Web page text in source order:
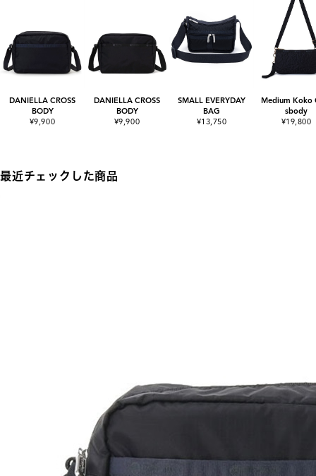
DANIELLA CROSS
BODY
¥9,900
DANIELLA CROSS
BODY
¥9,900
SMALL EVERYDAY
BAG
¥13,750
Medium Koko
sbody
¥19,800
最近チェックした商品